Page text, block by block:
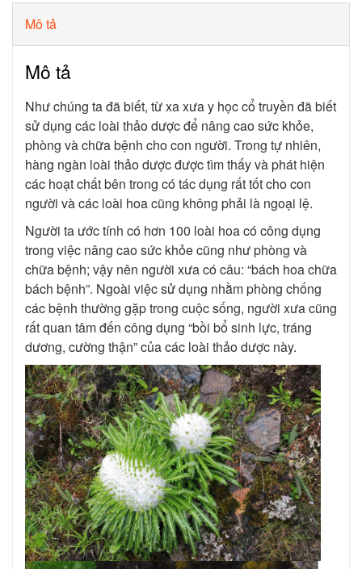
Mô tả
Mô tả
Như chúng ta đã biết, từ xa xưa y học cổ truyền đã biết
sử dụng các loài thảo dược để nâng cao sức khỏe,
phòng và chữa bệnh cho con người. Trong tự nhiên,
hàng ngàn loài thảo dược được tìm thấy và phát hiện
các hoạt chất bên trong có tác dụng rất tốt cho con
người và các loài hoa cũng không phải là ngoại lệ.
Người ta ước tính có hơn 100 loài hoa có công dụng
trong việc nâng cao sức khỏe cũng như phòng và
chữa bệnh; vậy nên người xưa có câu: “bách hoa chữa
bách bệnh”. Ngoài việc sử dụng nhằm phòng chống
các bệnh thường gặp trong cuộc sống, người xưa cũng
rất quan tâm đến công dụng “bồi bổ sinh lực, tráng
dương, cường thận” của các loài thảo dược này.